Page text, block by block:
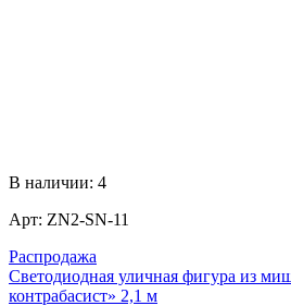
В наличии: 4
Арт: ZN2-SN-11
Распродажа
Светодиодная уличная фигура из
контрабасист» 2,1 м